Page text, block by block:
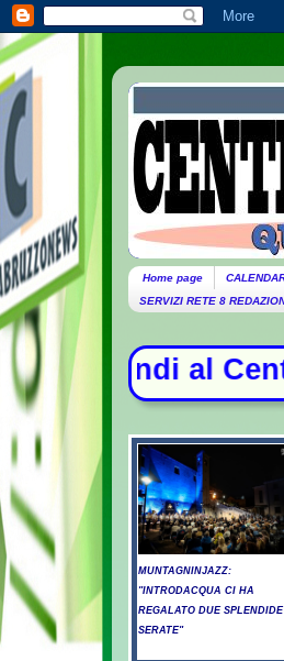
Home page
SERVIZI RETE 8
Sud.
MUNTAGNINJAZZ:
"INTRODACQUA CI HA
REGALATO DUE SPLENDIDE
SERATE"